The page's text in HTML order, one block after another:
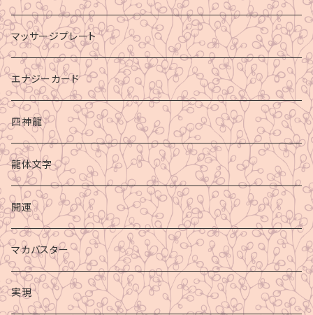
マッサージプレート
エナジーカード
四神龍
龍体文字
開運
マカバスター
実現